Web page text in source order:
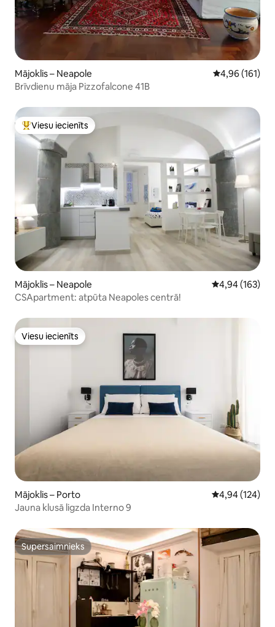
Mājoklis – Neapole Vidējais
4,96 (161)
Brīvdienu māja Pizzofalcone 41B
Populārs viesu iecienīts mājoklis
Viesu iecienīts
Mājoklis – Neapole Vidējais
4,94 (163)
CSApartment: atpūta Neapoles centrā!
Viesu iecienīts
Viesu iecienīts
Mājoklis – Porto Vidējais
4,94 (124)
Jauna klusā ligzda Interno 9
Supersaimnieks
Supersaimnieks